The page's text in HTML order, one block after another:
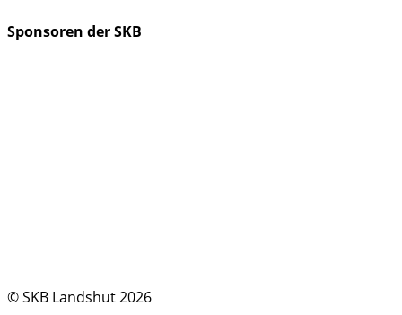
Sponsoren der SKB
© SKB Landshut 2026